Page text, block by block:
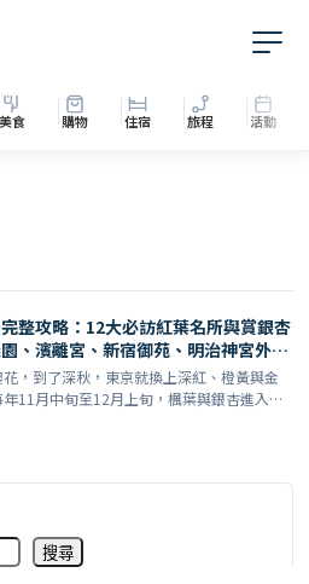
美食 購物 住宿 旅程 活動
整攻略：12大必訪紅葉名所與賞銀杏
、濱離宮、新宿御苑、明治神宮外
…）
，到了深秋，東京就換上深紅、橙黃與金
11月中旬至12月上旬，楓葉與銀杏進入最
搜尋